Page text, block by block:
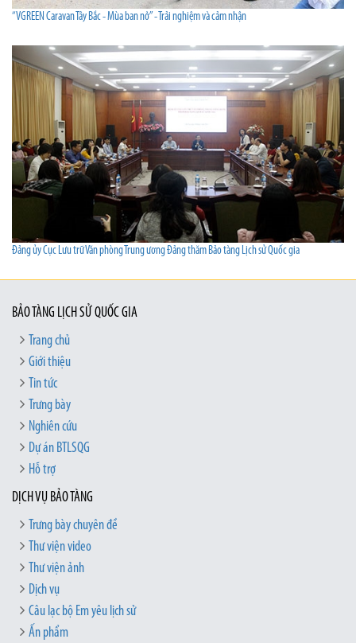
“VGREEN Caravan Tây Bắc - Mùa ban nở” - Trải nghiệm và cảm nhận
Đảng ủy Cục Lưu trữ Văn phòng Trung ương Đảng thăm Bảo tàng Lịch sử Quốc gia
BẢO TÀNG LỊCH SỬ QUỐC GIA
Trang chủ
Giới thiệu
Tin tức
Trưng bày
Nghiên cứu
Dự án BTLSQG
Hỗ trợ
DỊCH VỤ BẢO TÀNG
Trưng bày chuyên đề
Thư viện video
Thư viện ảnh
Dịch vụ
Câu lạc bộ Em yêu lịch sử
Ấn phẩm